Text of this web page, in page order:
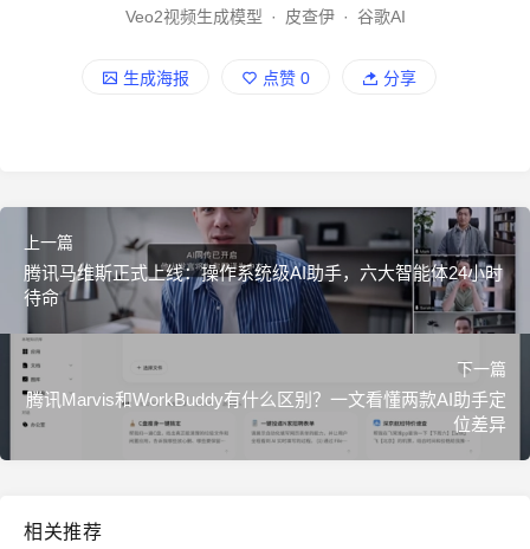
Veo2视频生成模型 · 皮查伊 · 谷歌AI
生成海报 点赞 0 分享
上一篇
腾讯马维斯正式上线：操作系统级AI助手，六大智能体24小时
待命
下一篇
腾讯Marvis和WorkBuddy有什么区别？一文看懂两款AI助手定
位差异
相关推荐